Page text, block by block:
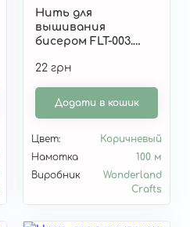
Нить для
вышивания
бисером FLT-003.
22 грн
Додати в кошик
Цвет:
Коричневый
Намотка
100 м
Виробник
Wonderland
Crafts